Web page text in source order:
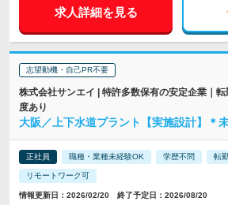
求人詳細を見る
志望動機・自己PR不要
株式会社サンエイ | 特許多数保有の安定企業｜
度あり
大阪／上下水道プラント【実施設計】＊
正社員 職種・業種未経験OK 学歴不問 転
リモートワーク可
情報更新日：2026/02/20 終了予定日：2026/08/20